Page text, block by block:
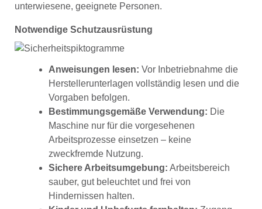
unterwiesene, geeignete Personen.
Notwendige Schutzausrüstung
Anweisungen lesen: Vor Inbetriebnahme die
Herstellerunterlagen vollständig lesen und die
Vorgaben befolgen.
Bestimmungsgemäße Verwendung: Die
Maschine nur für die vorgesehenen
Arbeitsprozesse einsetzen – keine
zweckfremde Nutzung.
Sichere Arbeitsumgebung: Arbeitsbereich
sauber, gut beleuchtet und frei von
Hindernissen halten.